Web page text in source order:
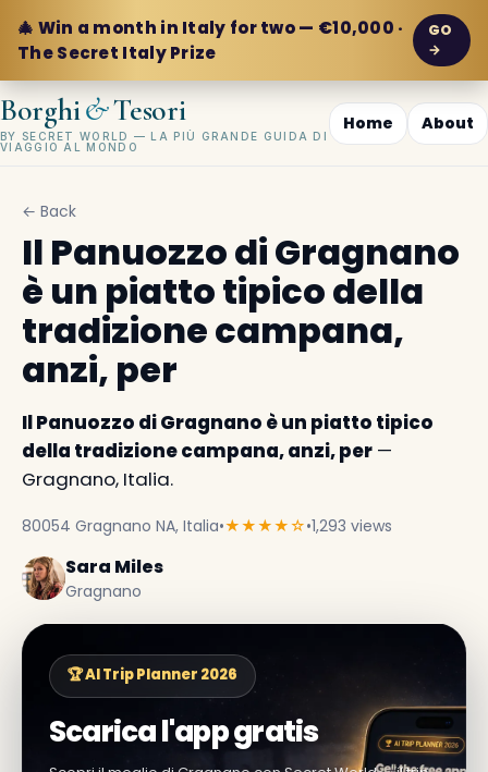
🎄 Win a month in Italy for two — €10,000 ·
The Secret Italy Prize
GO
→
Borghi&Tesori
BY SECRET WORLD — LA PIÙ GRANDE GUIDA DI
VIAGGIO AL MONDO
Home About
← Back
Il Panuozzo di Gragnano
è un piatto tipico della
tradizione campana,
anzi, per
Il Panuozzo di Gragnano è un piatto tipico
della tradizione campana, anzi, per —
Gragnano, Italia.
80054 Gragnano NA, Italia•★★★★☆•1,293 views
Sara Miles
Gragnano
🏆 AI Trip Planner 2026
Scarica l'app gratis